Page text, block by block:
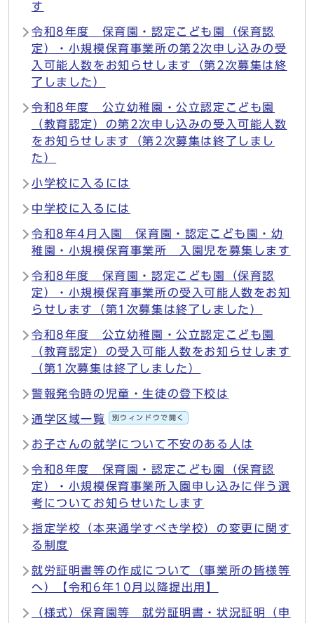
す
令和8年度 保育園・認定こども園（保育認
定）・小規模保育事業所の第2次申し込みの受
入可能人数をお知らせします（第2次募集は終
了しました）
令和8年度 公立幼稚園・公立認定こども園
（教育認定）の第2次申し込みの受入可能人数
をお知らせします（第2次募集は終了しまし
た）
小学校に入るには
中学校に入るには
令和8年4月入園 保育園・認定こども園・幼
稚園・小規模保育事業所 入園児を募集します
令和8年度 保育園・認定こども園（保育認
定）・小規模保育事業所の受入可能人数をお知
らせします（第1次募集は終了しました）
令和8年度 公立幼稚園・公立認定こども園
（教育認定）の受入可能人数をお知らせします
（第1次募集は終了しました）
警報発令時の児童・生徒の登下校は
通学区域一覧 別ウィンドウで開く
お子さんの就学について不安のある人は
令和8年度 保育園・認定こども園（保育認
定）・小規模保育事業所入園申し込みに伴う選
考についてお知らせいたします
指定学校（本来通学すべき学校）の変更に関す
る制度
就労証明書等の作成について（事業所の皆様等
へ）【令和6年10月以降提出用】
（様式）保育園等 就労証明書・状況証明（申